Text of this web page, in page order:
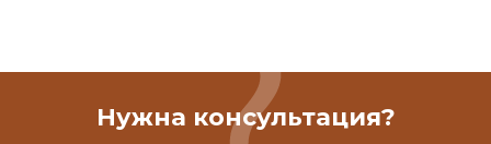
Нужна консультация?